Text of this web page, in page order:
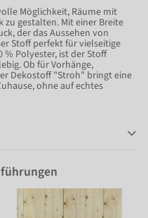
Möglichkeit, Räume mit
gestalten. Mit einer Breite
der das Aussehen von
Stoff perfekt für vielseitige
% Polyester, ist der Stoff
Ob für Vorhänge,
Dekostoff "Stroh" bringt eine
ohne auf echtes